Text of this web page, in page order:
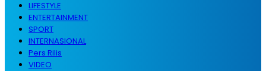
LIFESTYLE
ENTERTAINMENT
SPORT
INTERNASIONAL
Pers Rilis
VIDEO